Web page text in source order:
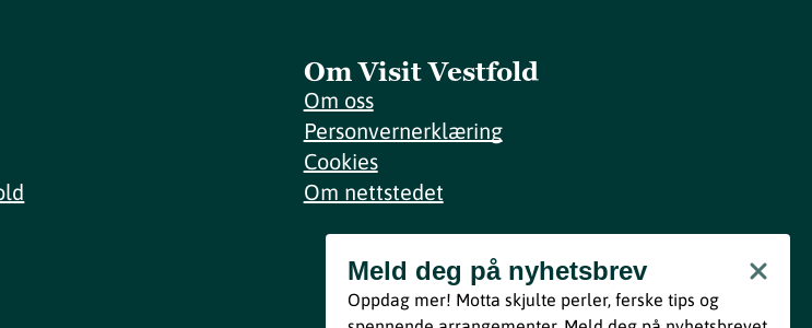
Om Visit Vestfold
Om oss
Personvernerklæring
Cookies
Om nettstedet
Meld deg på nyhetsbrev
Bli med
Meld deg på nyhetsbrev
Oppdag mer! Motta skjulte perler, ferske tips og